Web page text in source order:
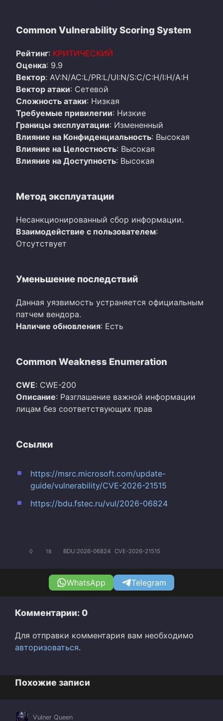
Common Vulnerability Scoring System
Рейтинг: КРИТИЧЕСКИЙ
Оценка: 9.9
Вектор: AV:N/AC:L/PR:L/UI:N/S:C/C:H/I:H/A:H
Вектор атаки: Сетевой
Сложность атаки: Низкая
Требуемые привилегии: Низкие
Границы эксплуатации: Измененный
Влияние на Конфиденциальность: Высокая
Влияние на Целостность: Высокая
Влияние на Доступность: Высокая
Метод эксплуатации
Несанкционированный сбор информации.
Взаимодействие с пользователем:
Отсутствует
Уменьшение последствий
Данная уязвимость устраняется официальным
патчем вендора.
Наличие обновления: Есть
Common Weakness Enumeration
CWE: CWE-200
Описание: Разглашение важной информации
лицам без соответствующих прав
Ссылки
https://msrc.microsoft.com/update-
guide/vulnerability/CVE-2026-21515
https://bdu.fstec.ru/vul/2026-06824
0 18 BDU:2026-06824 CVE-2026-21515
WhatsApp Telegram
Комментарии: 0
Для отправки комментария вам необходимо
авторизоваться.
Похожие записи
Vulner Queen